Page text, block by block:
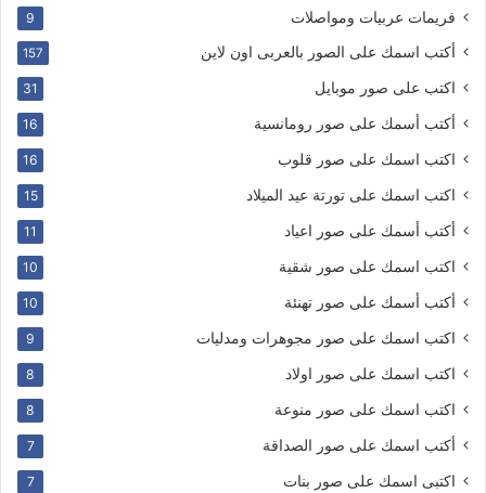
فريمات عربيات ومواصلات 9
أكتب اسمك على الصور بالعربى اون لاين 157
اكتب على صور موبايل 31
أكتب أسمك على صور رومانسية 16
اكتب اسمك على صور قلوب 16
اكتب اسمك على تورتة عيد الميلاد 15
أكتب أسمك على صور اعياد 11
اكتب اسمك على صور شقية 10
أكتب أسمك على صور تهنئة 10
اكتب اسمك على صور مجوهرات ومدليات 9
اكتب اسمك على صور اولاد 8
اكتب اسمك على صور منوعة 8
أكتب اسمك على صور الصداقة 7
اكتبى اسمك على صور بنات 7